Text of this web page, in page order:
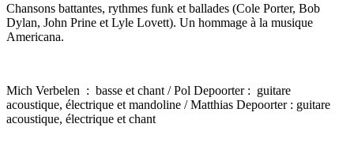
Chansons battantes, rythmes funk et ballades (Cole Porter, Bob
Dylan, John Prine et Lyle Lovett). Un hommage à la musique
Americana.
Mich Verbelen : basse et chant / Pol Depoorter : guitare
acoustique, électrique et mandoline / Matthias Depoorter : guitare
acoustique, électrique et chant